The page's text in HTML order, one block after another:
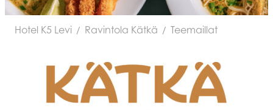
Hotel K5 Levi / Ravintola Kätkä / Teemaillat